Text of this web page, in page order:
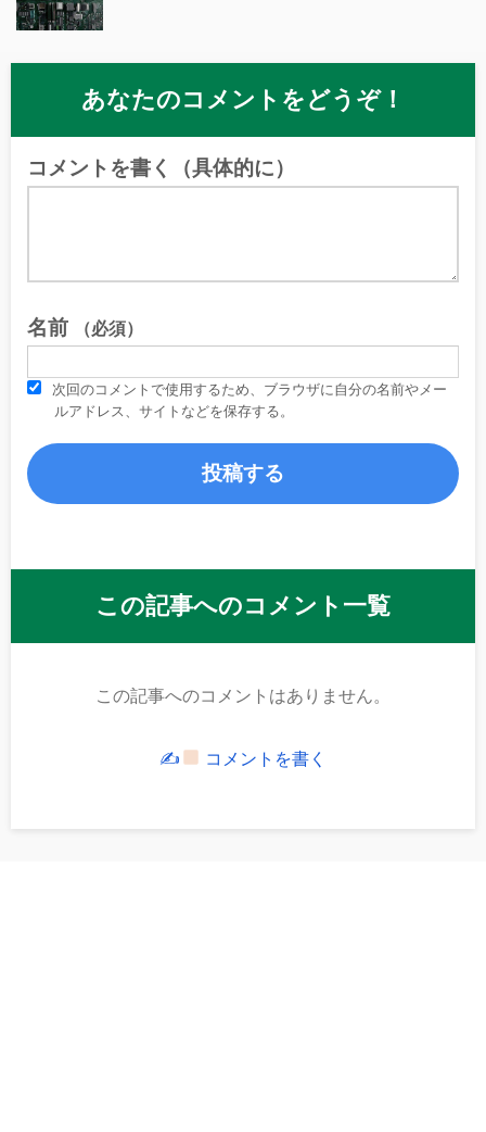
あなたのコメントをどうぞ！
コメントを書く（具体的に）
名前 （必須）
次回のコメントで使用するため、ブラウザに自分の名前やメー
ルアドレス、サイトなどを保存する。
この記事へのコメント一覧
この記事へのコメントはありません。
✍ コメントを書く